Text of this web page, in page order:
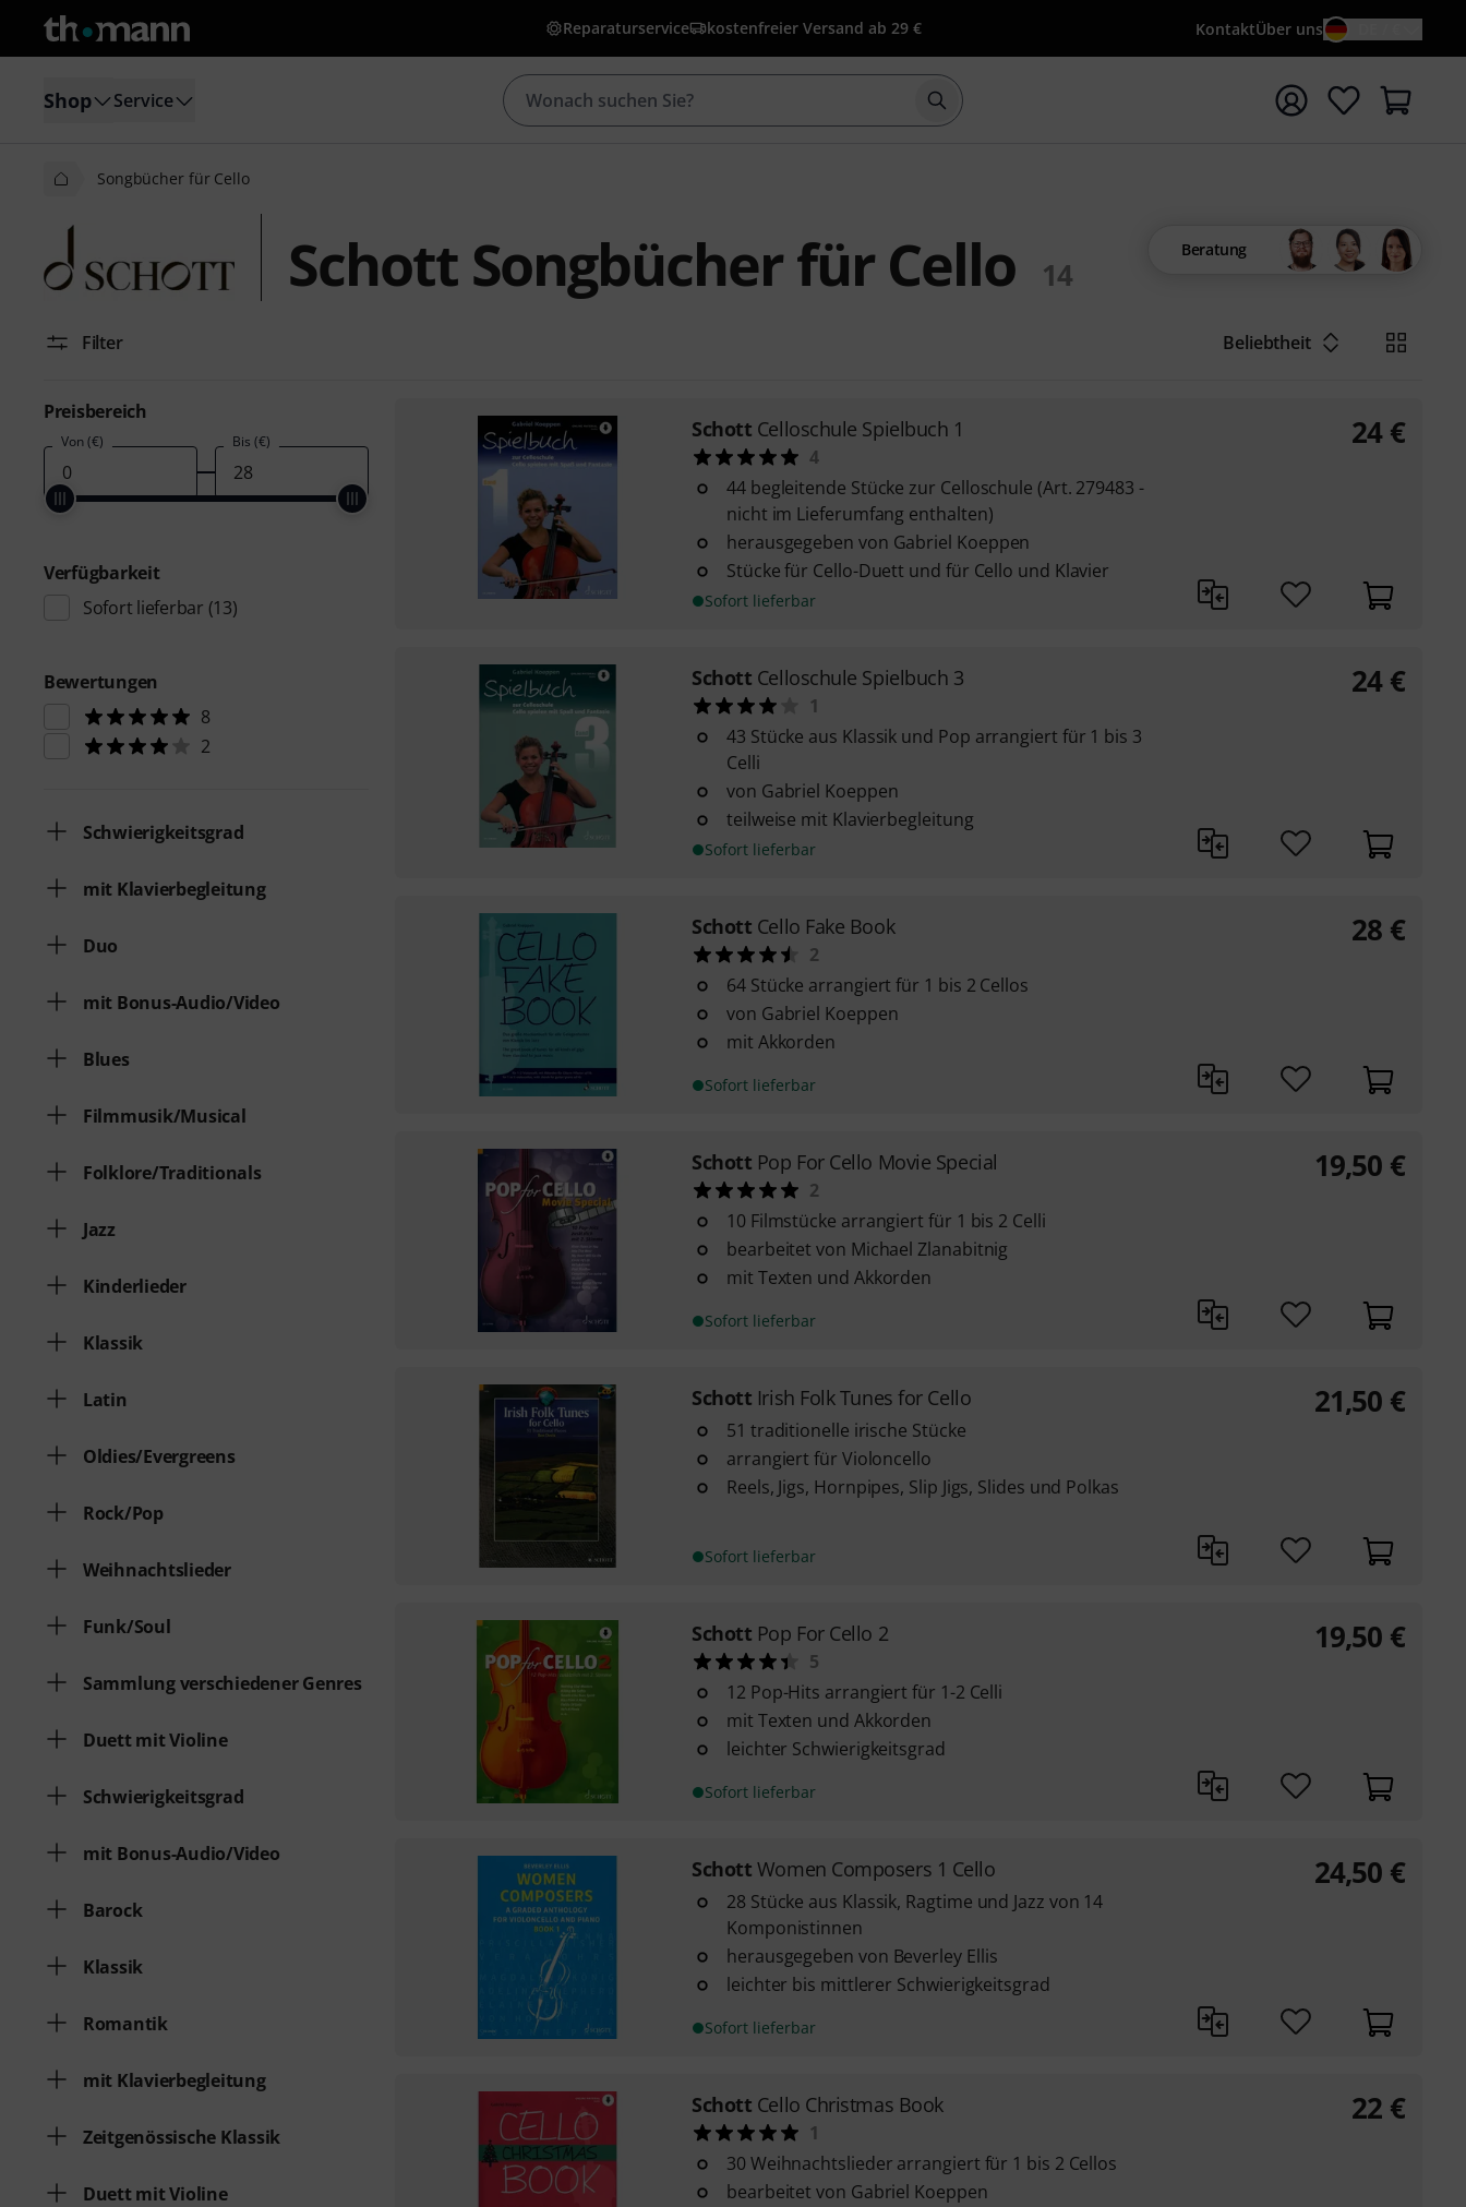
Reparaturservice kostenfreier Versand ab 29 € KontaktÜber uns
Shop Service Suche mit Suchwort {searchTerm} starten
Songbücher für Cello
Schott Songbücher für Cello 14
Beratung
Filter Beliebtheit
Preisbereich
Von (€) Bis (€)
Verfügbarkeit
Sofort lieferbar (13)
Bewertungen
8
2
Schwierigkeitsgrad
mit Klavierbegleitung
Duo
mit Bonus-Audio/Video
Blues
Filmmusik/Musical
Folklore/Traditionals
Jazz
Kinderlieder
Klassik
Latin
Oldies/Evergreens
Rock/Pop
Weihnachtslieder
Funk/Soul
Sammlung verschiedener Genres
Duett mit Violine
Schwierigkeitsgrad
mit Bonus-Audio/Video
Barock
Klassik
Romantik
mit Klavierbegleitung
Zeitgenössische Klassik
Duett mit Violine
Schott Celloschule Spielbuch 1
4
44 begleitende Stücke zur Celloschule (Art. 279483 -
nicht im Lieferumfang enthalten)
herausgegeben von Gabriel Koeppen
Stücke für Cello-Duett und für Cello und Klavier
Sofort lieferbar
24 €
Schott Celloschule Spielbuch 3
1
43 Stücke aus Klassik und Pop arrangiert für 1 bis 3
Celli
von Gabriel Koeppen
teilweise mit Klavierbegleitung
Sofort lieferbar
24 €
Schott Cello Fake Book
2
64 Stücke arrangiert für 1 bis 2 Cellos
von Gabriel Koeppen
mit Akkorden
Sofort lieferbar
28 €
Schott Pop For Cello Movie Special
2
10 Filmstücke arrangiert für 1 bis 2 Celli
bearbeitet von Michael Zlanabitnig
mit Texten und Akkorden
Sofort lieferbar
19,50 €
Schott Irish Folk Tunes for Cello
51 traditionelle irische Stücke
arrangiert für Violoncello
Reels, Jigs, Hornpipes, Slip Jigs, Slides und Polkas
Sofort lieferbar
21,50 €
Schott Pop For Cello 2
5
12 Pop-Hits arrangiert für 1-2 Celli
mit Texten und Akkorden
leichter Schwierigkeitsgrad
Sofort lieferbar
19,50 €
Schott Women Composers 1 Cello
28 Stücke aus Klassik, Ragtime und Jazz von 14
Komponistinnen
herausgegeben von Beverley Ellis
leichter bis mittlerer Schwierigkeitsgrad
Sofort lieferbar
24,50 €
Schott Cello Christmas Book
1
30 Weihnachtslieder arrangiert für 1 bis 2 Cellos
bearbeitet von Gabriel Koeppen
22 €